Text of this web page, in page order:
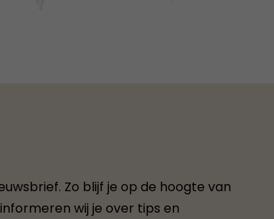
Zo blijf je op de hoogte van
wij je over tips en